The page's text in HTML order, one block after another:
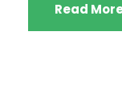
Read